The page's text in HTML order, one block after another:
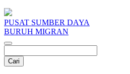
PUSAT SUMBER DAYA
BURUH MIGRAN